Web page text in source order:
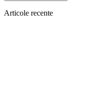
Articole recente